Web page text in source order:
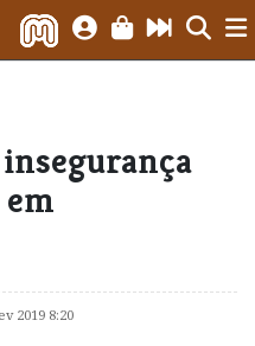
2019 8:20